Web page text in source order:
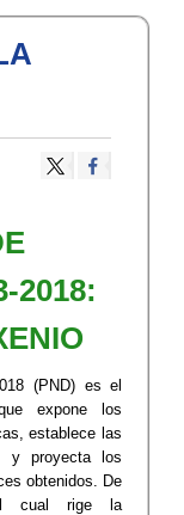
2018​:
(PND) es el
expone los
establece las
y proyecta los
obtenidos. De
c​ual rige la